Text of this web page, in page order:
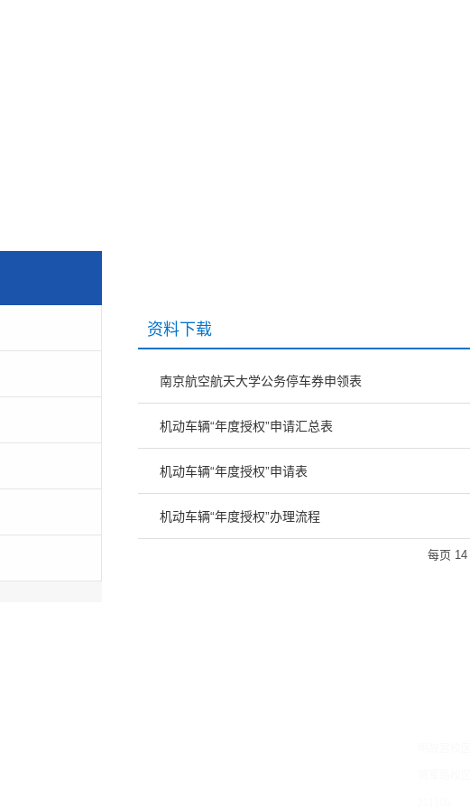
资料下载
南京航空航天大学公务停车券申领表
机动车辆“年度授权”申请汇总表
机动车辆“年度授权”申请表
机动车辆“年度授权”办理流程
每页 14